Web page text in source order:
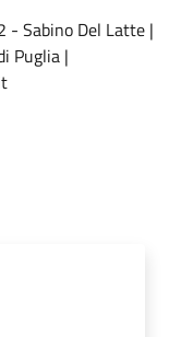
- Sabino Del Latte |
Puglia |